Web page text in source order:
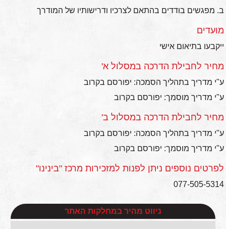
ב. מפגשים בודדים בהתאם לצרכיו ודרישותיו של המודרך
מועדים
ייקבעו בתיאום אישי
מחיר לחבילת הדרכה במסלול א'
ע"י מדריך בתהליך הסמכה: יפורסם בקרוב
ע"י מדריך מוסמך: יפורסם בקרוב
מחיר לחבילת הדרכה במסלול ב'
ע"י מדריך בתהליך הסמכה: יפורסם בקרוב
ע"י מדריך מוסמך: יפורסם בקרוב
לפרטים נוספים ניתן לפנות למזכירות מרכז "בינינו"
077-505-5314
ניווט מהיר במחלקות האתר